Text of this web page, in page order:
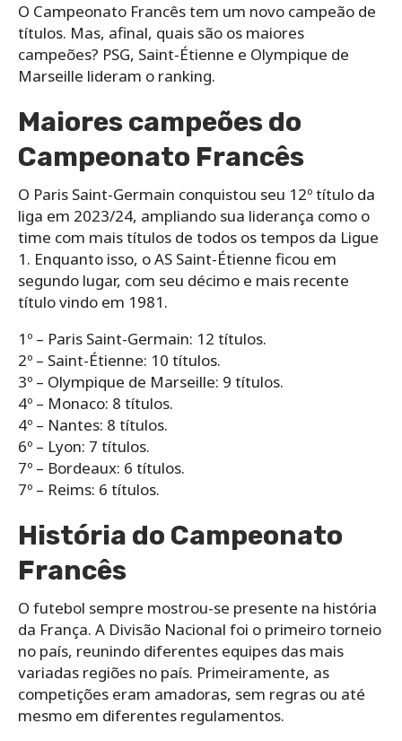
O Campeonato Francês tem um novo campeão de
títulos. Mas, afinal, quais são os maiores
campeões? PSG, Saint-Étienne e Olympique de
Marseille lideram o ranking.
Maiores campeões do
Campeonato Francês
O Paris Saint-Germain conquistou seu 12º título da
liga em 2023/24, ampliando sua liderança como o
time com mais títulos de todos os tempos da Ligue
1. Enquanto isso, o AS Saint-Étienne ficou em
segundo lugar, com seu décimo e mais recente
título vindo em 1981.
1º – Paris Saint-Germain: 12 títulos.
2º – Saint-Étienne: 10 títulos.
3º – Olympique de Marseille: 9 títulos.
4º – Monaco: 8 títulos.
4º – Nantes: 8 títulos.
6º – Lyon: 7 títulos.
7º – Bordeaux: 6 títulos.
7º – Reims: 6 títulos.
História do Campeonato
Francês
O futebol sempre mostrou-se presente na história
da França. A Divisão Nacional foi o primeiro torneio
no país, reunindo diferentes equipes das mais
variadas regiões no país. Primeiramente, as
competições eram amadoras, sem regras ou até
mesmo em diferentes regulamentos.